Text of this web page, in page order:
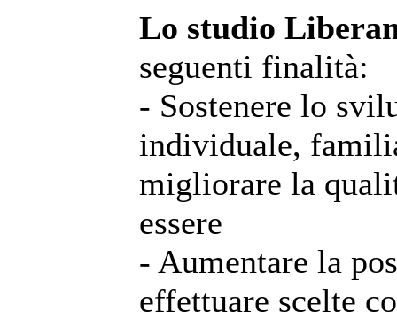
Lo studio
seguenti finalità:
- Sostenere lo
individuale,
migliorare la
essere
- Aumentare la
effettuare scelte